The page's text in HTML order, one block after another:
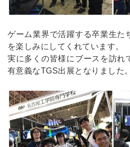
ゲーム業界で活躍する卒業生た
を楽しみにしてくれています。
実に多くの皆様にブースを訪れ
有意義なTGS出展となりました。